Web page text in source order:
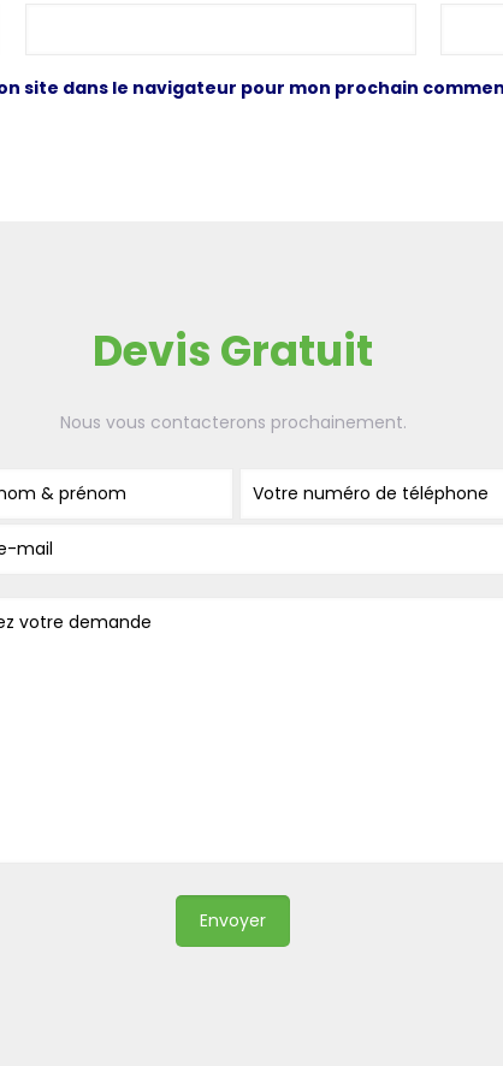
site dans le navigateur pour mon prochain
Devis Gratuit
Nous vous contacterons prochainement.